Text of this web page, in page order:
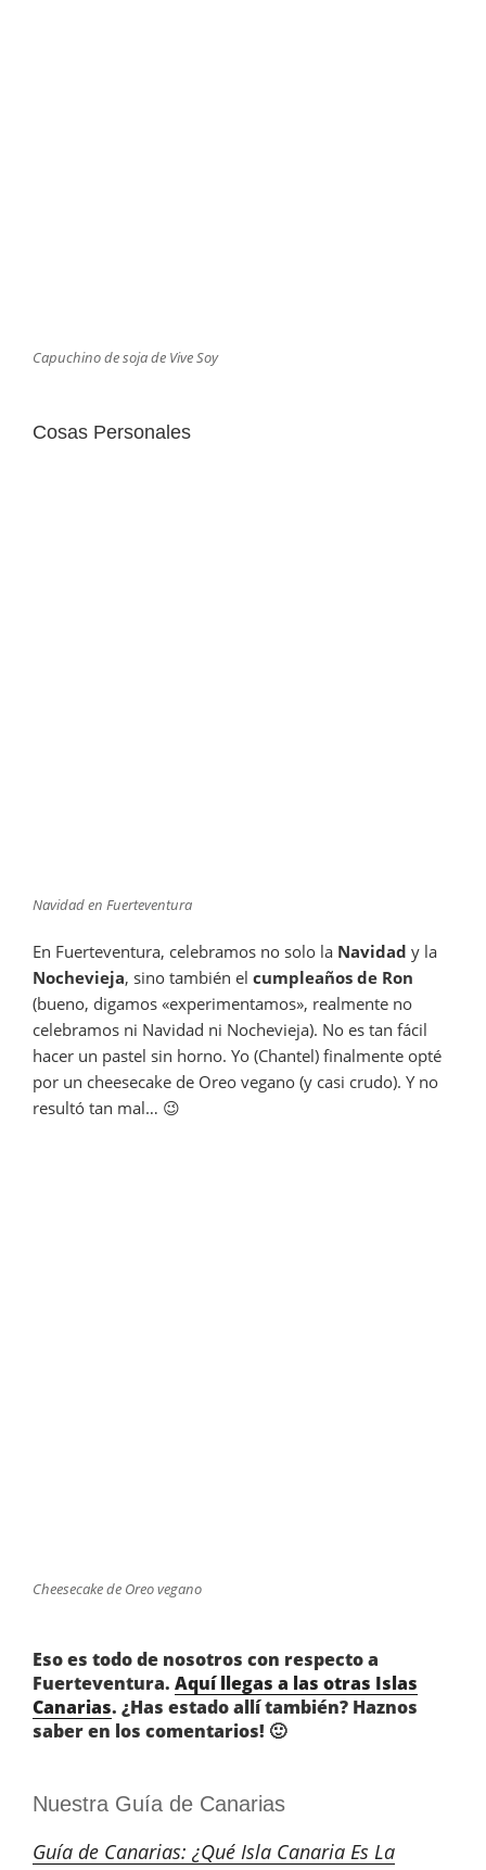
Capuchino de soja de Vive Soy
Cosas Personales
Navidad en Fuerteventura
En Fuerteventura, celebramos no solo la Navidad y la
Nochevieja, sino también el cumpleaños de Ron
(bueno, digamos «experimentamos», realmente no
celebramos ni Navidad ni Nochevieja). No es tan fácil
hacer un pastel sin horno. Yo (Chantel) finalmente opté
por un cheesecake de Oreo vegano (y casi crudo). Y no
resultó tan mal… 😉
Cheesecake de Oreo vegano
Eso es todo de nosotros con respecto a
Fuerteventura. Aquí llegas a las otras Islas
Canarias. ¿Has estado allí también? Haznos
saber en los comentarios! 🙂
Nuestra Guía de Canarias
Guía de Canarias: ¿Qué Isla Canaria Es La